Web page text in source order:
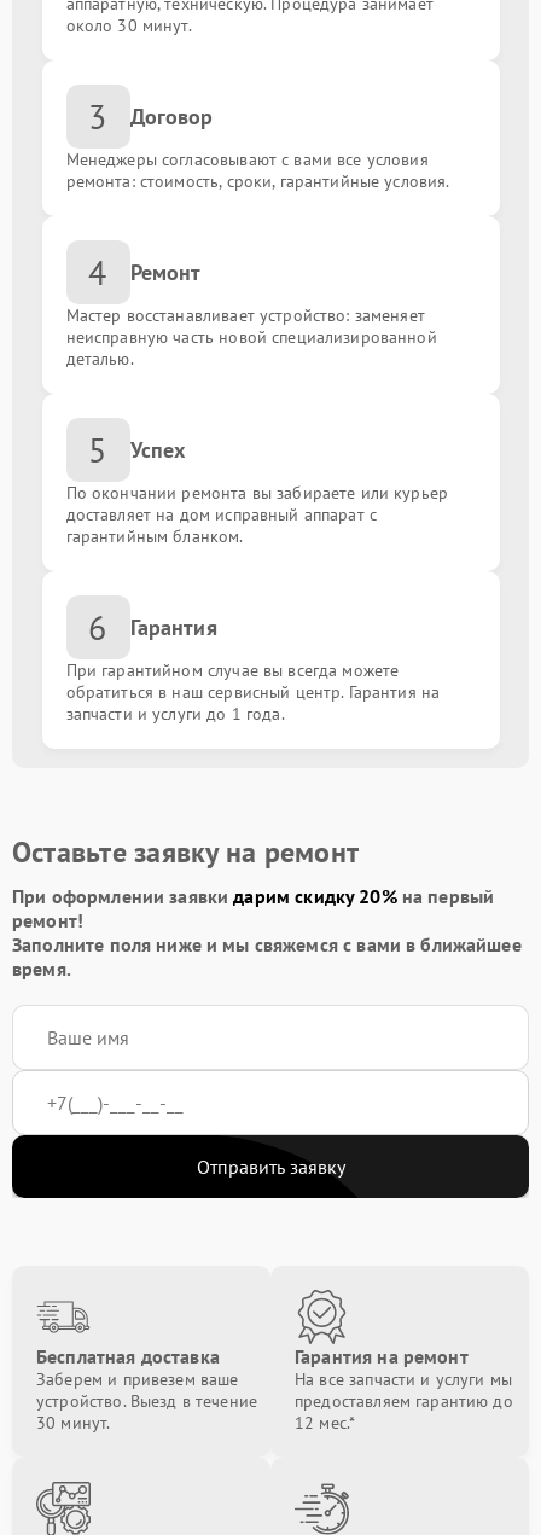
около 30 минут.
3 Договор
Менеджеры согласовывают с вами все условия
ремонта: стоимость, сроки, гарантийные условия.
4 Ремонт
Мастер восстанавливает устройство: заменяет
неисправную часть новой специализированной
деталью.
5 Успех
По окончании ремонта вы забираете или курьер
доставляет на дом исправный аппарат с
гарантийным бланком.
6 Гарантия
При гарантийном случае вы всегда можете
обратиться в наш сервисный центр. Гарантия на
запчасти и услуги до 1 года.
Оставьте заявку на ремонт
При оформлении заявкидарим скидку 20%на первый
ремонт!
Заполните поля ниже и мы свяжемся с вами в ближайшее
время.
Отправить заявку
Бесплатная доставка
Заберем и привезем ваше
устройство. Выезд в течение
30 минут.
Гарантия на ремонт
На все запчасти и услуги мы
предоставляем гарантию до
12 мес.*